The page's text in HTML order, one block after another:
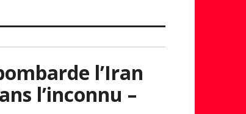
l’Iran
l’inconnu –